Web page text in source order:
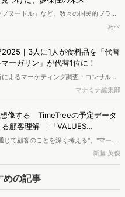
※資料は記事内の入力フォームより、
ヌードル」など、数々の国民的ブラン
その事業統括本部 戦略企画部では、全社
場の間には、どうしても埋められない
した。今回は、同社の最上氏に、プロ
したリサーチプラットフォーム
によって可視化された組織の課題、そ
あべ
｜3人に1人が食料品を「代替
ーガリン」が代替1位に！
よるマーケティング調査・コンサルテ
式会社ヴァリューズ（本社：東京都港
象に、直近2年間の物価高による消費行
ト調査を実施しました。また、WEB行
る興味関心を分析しました。※本レポ
無料でダウンロードできます。
マナミナ編集部
像する TimeTreeの予定データ
顧客理解 ｜「VALUES
ポート
じて顧客のことを深く考える"、"マーケ
"という意味を込め、マーケティングイベ
マは「最前線マーケの実践知」。モノ
作っても売れない時代が到来していま
新藤 英俊
めの記事